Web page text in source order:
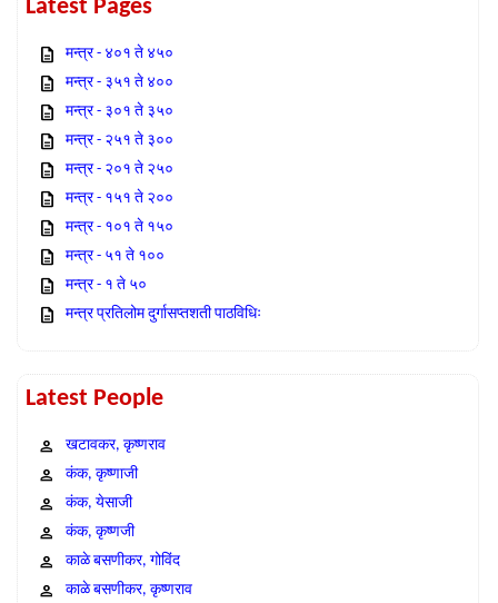
Latest Pages
मन्त्र - ४०१ ते ४५०
मन्त्र - ३५१ ते ४००
मन्त्र - ३०१ ते ३५०
मन्त्र - २५१ ते ३००
मन्त्र - २०१ ते २५०
मन्त्र - १५१ ते २००
मन्त्र - १०१ ते १५०
मन्त्र - ५१ ते १००
मन्त्र - १ ते ५०
मन्त्र प्रतिलोम दुर्गासप्तशती पाठविधिः
Latest People
खटावकर, कृष्णराव
कंक, कृष्णाजी
कंक, येसाजी
कंक, कृष्णजी
काळे बसणीकर, गोविंद
काळे बसणीकर, कृष्णराव